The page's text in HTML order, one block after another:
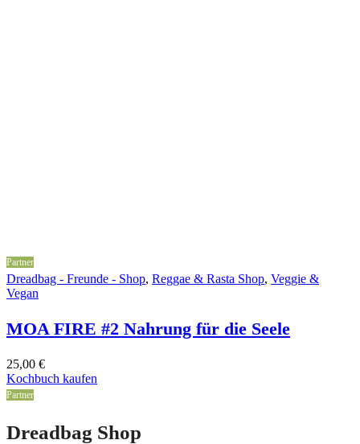
Partner
Dreadbag - Freunde - Shop, Reggae & Rasta Shop, Veggie &
Vegan
MOA FIRE #2 Nahrung für die Seele
25,00 €
Kochbuch kaufen
Partner
Dreadbag Shop